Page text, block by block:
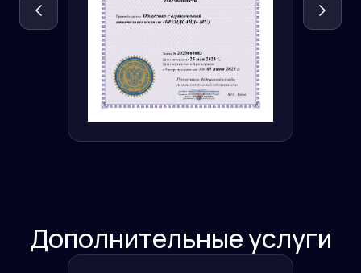
Дополнительные услуги